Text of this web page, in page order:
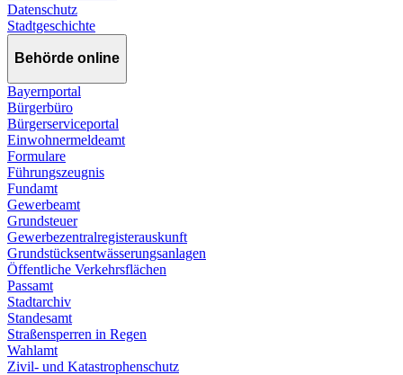
Datenschutz
Stadtgeschichte
Behörde online
Bayernportal
Bürgerbüro
Bürgerserviceportal
Einwohnermeldeamt
Formulare
Führungszeugnis
Fundamt
Gewerbeamt
Grundsteuer
Gewerbezentralregisterauskunft
Grundstücksentwässerungsanlagen
Öffentliche Verkehrsflächen
Passamt
Stadtarchiv
Standesamt
Straßensperren in Regen
Wahlamt
Zivil- und Katastrophenschutz